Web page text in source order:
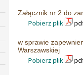
Załącznik nr 2 do
Pobierz plik
w sprawie
Warszawskiej
Pobierz plik